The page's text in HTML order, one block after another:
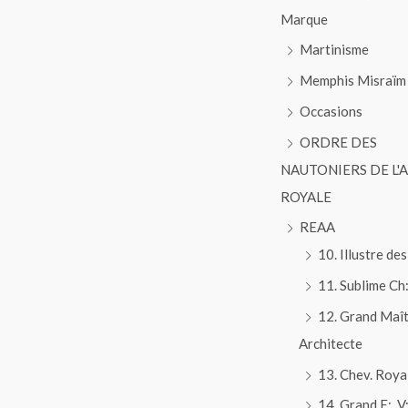
Marque
Martinisme
Memphis Misraïm
Occasions
ORDRE DES
NAUTONIERS DE
ROYALE
REAA
10. Illustre
11. Sublime
12. Grand
Architecte
13. Chev.
14. Grand E:.